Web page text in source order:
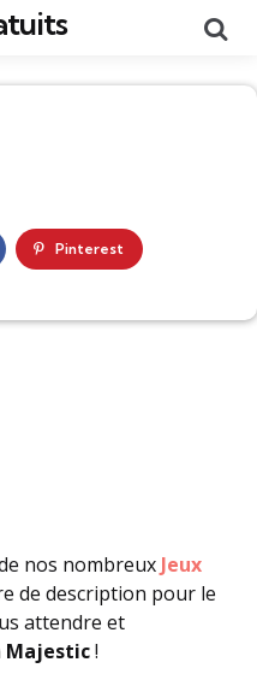
Pinterest
nos nombreux Jeux
de description pour le
attendre et
Majestic!